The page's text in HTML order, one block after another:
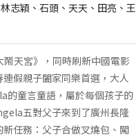
志穎、石頭、天天、田亮、王
天宮》，同時刷新中國電影
假親子闔家同樂首選，大人
的童言童語，屬於每個孩子的
五對父子來到了廣州長隆
任務：父子合做叉燒包、闖